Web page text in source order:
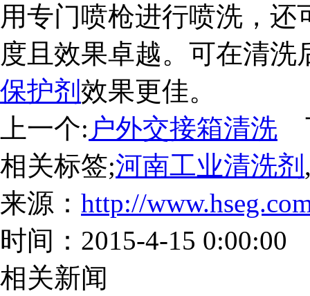
用专门喷枪进行喷洗，
度且效果卓越。可在清洗
保护剂效果更佳。
上一个: 户外交接箱清洗
相关标签;河南工业清洗剂
来源： http://
时间：2015-4-15 0:00:00
相关新闻